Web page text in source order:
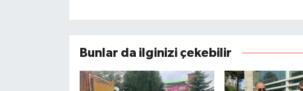
Bunlar da ilginizi çekebilir